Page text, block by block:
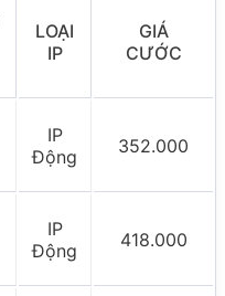
LOẠI
IP
GIÁ
CƯỚC
IP
Động
352.000
IP
Động
418.000